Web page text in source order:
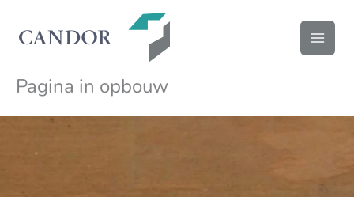
naar
Pagina in opbouw